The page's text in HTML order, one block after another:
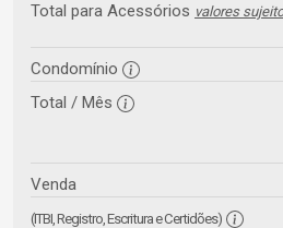
Total para Acessórios valores
Condomínio
Total / Mês
Venda
(ITBI, Registro, Escritura e Certidões)